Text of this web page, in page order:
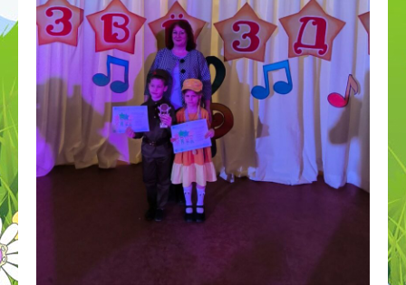
Дополнительное образование
ВСОКО
Организация питания в СП
Наставничество